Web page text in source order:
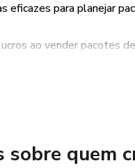
eficazes para planejar
ao vender pacotes
para se destacar no
sobre quem